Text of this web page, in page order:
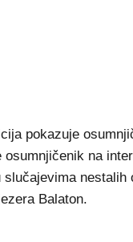
pokazuje
osumnjičenik na
Balaton.